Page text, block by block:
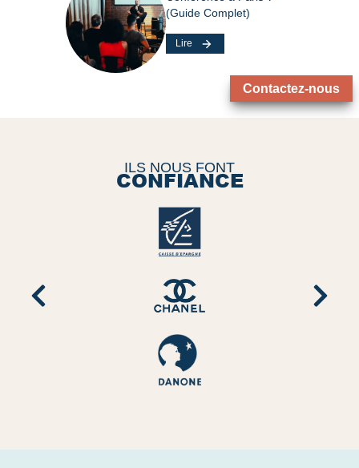
(Guide Complet)
Lire
ILS NOUS FONT
CONFIANCE